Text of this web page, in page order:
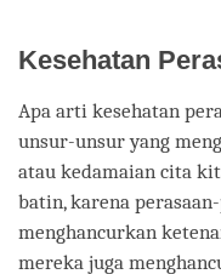
Kesehatan
Apa arti kesehatan
unsur-unsur yang
atau kedamaian cita
batin, karena
menghancurkan
mereka juga